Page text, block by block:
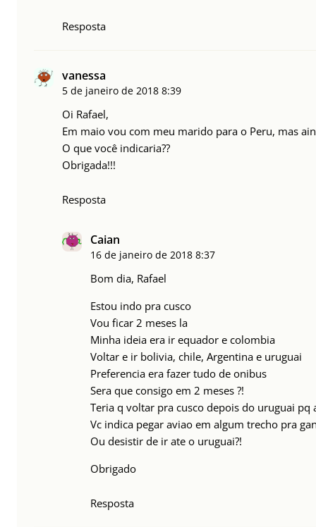
Resposta
vanessa
5 de janeiro de 2018 8:39
Oi Rafael,
Em maio vou com meu marido para o Peru, mas
O que você indicaria??
Obrigada!!!
Resposta
Caian
16 de janeiro de 2018 8:37
Bom dia, Rafael
Estou indo pra cusco
Vou ficar 2 meses la
Minha ideia era ir equador e colombia
Voltar e ir bolivia, chile, Argentina e uruguai
Preferencia era fazer tudo de onibus
Sera que consigo em 2 meses ?!
Teria q voltar pra cusco depois do uruguai pq
Vc indica pegar aviao em algum trecho pra
Ou desistir de ir ate o uruguai?!
Obrigado
Resposta